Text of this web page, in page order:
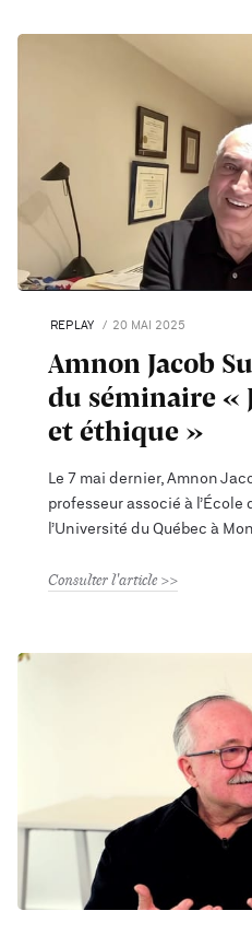
REPLAY 20 MAI 2025
Amnon Jacob
du séminaire «
et éthique »
Le 7 mai dernier, Amnon
professeur associé à
l’Université du Québec à
Consulter l'article